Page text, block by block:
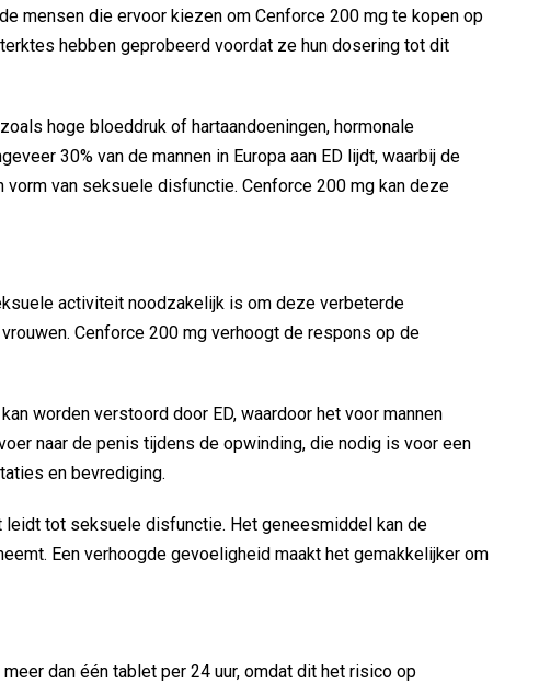
mensen die ervoor kiezen om Cenforce 200 mg te kopen op
hebben geprobeerd voordat ze hun dosering tot dit
hoge bloeddruk of hartaandoeningen, hormonale
30% van de mannen in Europa aan ED lijdt, waarbij de
van seksuele disfunctie. Cenforce 200 mg kan deze
activiteit noodzakelijk is om deze verbeterde
Cenforce 200 mg verhoogt de respons op de
worden verstoord door ED, waardoor het voor mannen
naar de penis tijdens de opwinding, die nodig is voor een
en bevrediging.
leidt tot seksuele disfunctie. Het geneesmiddel kan de
Een verhoogde gevoeligheid maakt het gemakkelijker om
dan één tablet per 24 uur, omdat dit het risico op